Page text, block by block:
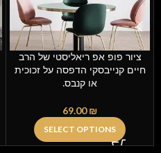
ציור פופ אפ ריאליסטי של הרב
חיים קנייבסקי הדפסה על זכוכית
או קנבס.
69.00₪
SELECT OPTIONS